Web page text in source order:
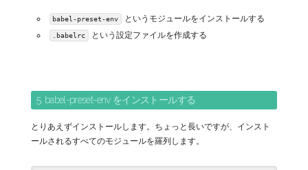
babel-preset-env というモジュールをインストールする
.babelrc という設定ファイルを作成する
5. babel-preset-env をインストールする
とりあえずインストールします。ちょっと長いですが、インスト
ールされるすべてのモジュールを羅列します。